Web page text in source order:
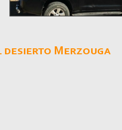
desierto Merzouga